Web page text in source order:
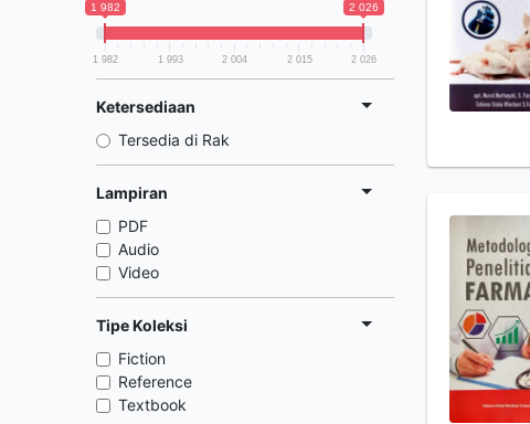
1 982 2 026
1 982 1 993 2 004 2 015 2 026
Ketersediaan
Tersedia di Rak
Lampiran
PDF
Audio
Video
Tipe Koleksi
Fiction
Reference
Textbook